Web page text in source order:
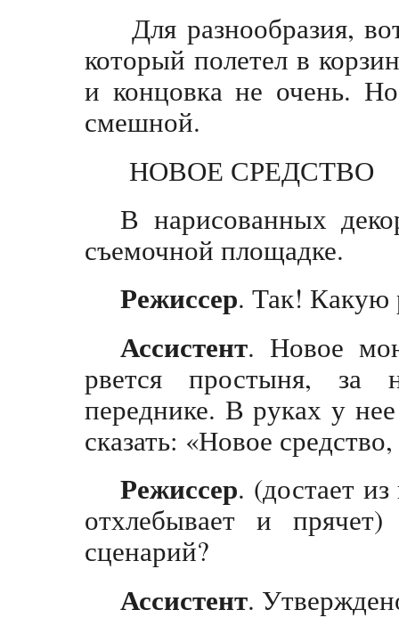
Для разнообразия,
который полетел в
и концовка не очень.
смешной.
НОВОЕ СРЕДСТВО
В нарисованных
съемочной площадке.
Режиссер. Так! Какую
Ассистент. Новое
рвется простыня,
переднике. В руках у
сказать: «Новое
Режиссер. (достает
отхлебывает и
сценарий?
Ассистент.